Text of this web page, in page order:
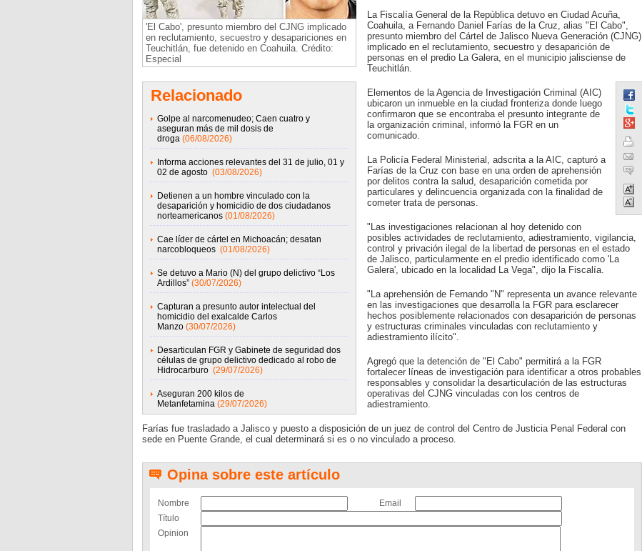
'El Cabo', presunto miembro del CJNG implicado
en reclutamiento, secuestro y desapariciones en
Teuchitlán, fue detenido en Coahuila. Crédito:
Especial
Relacionado
Golpe al narcomenudeo; Caen cuatro y
aseguran más de mil dosis de
droga (06/08/2026)
Informa acciones relevantes del 31 de julio, 01 y
02 de agosto (03/08/2026)
Detienen a un hombre vinculado con la
desaparición y homicidio de dos ciudadanos
norteamericanos (01/08/2026)
Cae líder de cártel en Michoacán; desatan
narcobloqueos (01/08/2026)
Se detuvo a Mario (N) del grupo delictivo “Los
Ardillos” (30/07/2026)
Capturan a presunto autor intelectual del
homicidio del exalcalde Carlos
Manzo (30/07/2026)
Desarticulan FGR y Gabinete de seguridad dos
células de grupo delictivo dedicado al robo de
Hidrocarburo (29/07/2026)
Aseguran 200 kilos de
Metanfetamina (29/07/2026)
La Fiscalía General de la República detuvo en Ciudad Acuña,
Coahuila, a Fernando Daniel Farías de la Cruz, alias "El Cabo",
presunto miembro del Cártel de Jalisco Nueva Generación (CJNG)
implicado en el reclutamiento, secuestro y desaparición de
personas en el predio La Galera, en el municipio jalisciense de
Teuchitlán.
Elementos de la Agencia de Investigación Criminal (AIC)
ubicaron un inmueble en la ciudad fronteriza donde luego
confirmaron que se encontraba el presunto integrante de
la organización criminal, informó la FGR en un
comunicado.
La Policía Federal Ministerial, adscrita a la AIC, capturó a
Farías de la Cruz con base en una orden de aprehensión
por delitos contra la salud, desaparición cometida por
particulares y delincuencia organizada con la finalidad de
cometer trata de personas.
"Las investigaciones relacionan al hoy detenido con
posibles actividades de reclutamiento, adiestramiento, vigilancia,
control y privación ilegal de la libertad de personas en el estado
de Jalisco, particularmente en el predio identificado como 'La
Galera', ubicado en la localidad La Vega", dijo la Fiscalía.
"La aprehensión de Fernando "N" representa un avance relevante
en las investigaciones que desarrolla la FGR para esclarecer
hechos posiblemente relacionados con desaparición de personas
y estructuras criminales vinculadas con reclutamiento y
adiestramiento ilícito".
Agregó que la detención de "El Cabo" permitirá a la FGR
fortalecer líneas de investigación para identificar a otros probables
responsables y consolidar la desarticulación de las estructuras
operativas del CJNG vinculadas con los centros de
adiestramiento.
Farías fue trasladado a Jalisco y puesto a disposición de un juez de control del Centro de Justicia Penal Federal con
sede en Puente Grande, el cual determinará si es o no vinculado a proceso.
Opina sobre este artículo
Nombre
Email
Título
Opinion